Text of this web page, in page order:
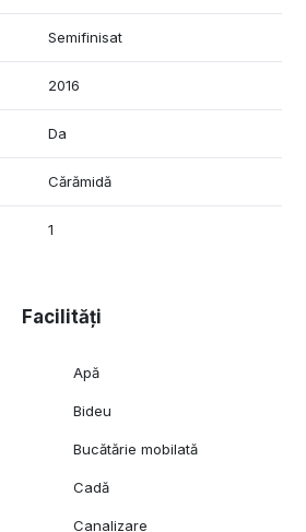
Semifinisat
2016
Da
Cărămidă
1
Facilități
Apă
Bideu
Bucătărie mobilată
Cadă
Canalizare